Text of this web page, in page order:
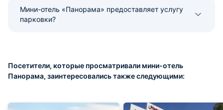
Мини-отель «Панорама» предоставляет услугу
парковки?
Посетители, которые просматривали мини-отель
Панорама, заинтересовались также следующими: